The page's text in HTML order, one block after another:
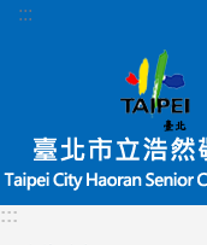
跳到主要內容區塊
:::
:::